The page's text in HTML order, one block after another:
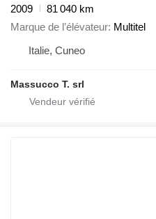
2009
81 040 km
Marque de l’élévateur Multitel
Italie, Cuneo
Massucco T. srl